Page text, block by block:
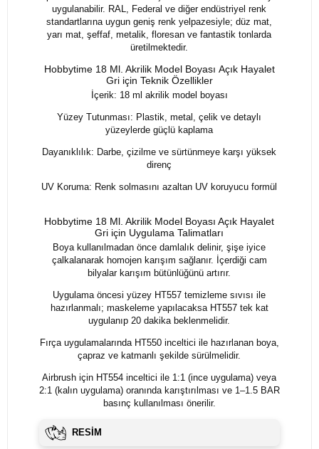
uygulanabilir. RAL, Federal ve diğer endüstriyel renk
standartlarına uygun geniş renk yelpazesiyle; düz mat,
yarı mat, şeffaf, metalik, floresan ve fantastik tonlarda
üretilmektedir.
Hobbytime 18 Ml. Akrilik Model Boyası Açık Hayalet
Gri için Teknik Özellikler
İçerik: 18 ml akrilik model boyası
Yüzey Tutunması: Plastik, metal, çelik ve detaylı
yüzeylerde güçlü kaplama
Dayanıklılık: Darbe, çizilme ve sürtünmeye karşı yüksek
direnç
UV Koruma: Renk solmasını azaltan UV koruyucu formül
Hobbytime 18 Ml. Akrilik Model Boyası Açık Hayalet
Gri için Uygulama Talimatları
Boya kullanılmadan önce damlalık delinir, şişe iyice
çalkalanarak homojen karışım sağlanır. İçerdiği cam
bilyalar karışım bütünlüğünü artırır.
Uygulama öncesi yüzey HT557 temizleme sıvısı ile
hazırlanmalı; maskeleme yapılacaksa HT557 tek kat
uygulanıp 20 dakika beklenmelidir.
Fırça uygulamalarında HT550 inceltici ile hazırlanan boya,
çapraz ve katmanlı şekilde sürülmelidir.
Airbrush için HT554 inceltici ile 1:1 (ince uygulama) veya
2:1 (kalın uygulama) oranında karıştırılması ve 1–1.5 BAR
basınç kullanılması önerilir.
RESİM